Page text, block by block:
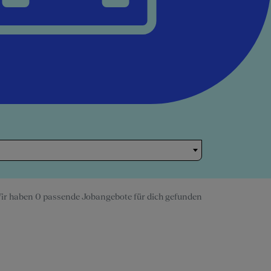
haben 0 passende Jobangebote für dich gefunden